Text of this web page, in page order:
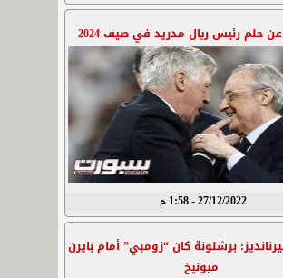
حلم رئيس ريال مدريد في صيف 2024
27/12/2022 - 1:58 م
برشلونة كان “زومبي” أمام بايرن
ميونيخ